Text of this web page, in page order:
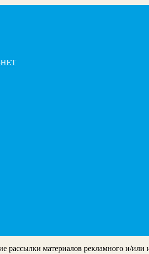
рассылки материалов рекламного и/